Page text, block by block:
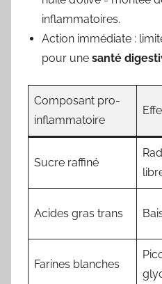
inflammatoires.
Action immédiate :
pour une santé
Composant pro-
inflammatoire
Sucre raffiné
Acides gras trans
Farines blanches